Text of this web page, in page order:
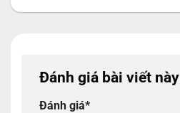
Đánh giá bài viết này
Đánh giá*